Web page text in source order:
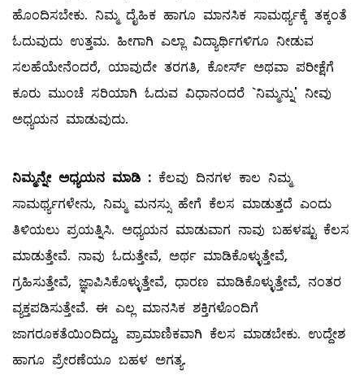
ಹೊಂದಿಸಬೇಕು. ನಿಮ್ಮ ದೈಹಿಕ ಹಾಗೂ ಮಾನಸಿಕ ಸಾಮರ್ಥ್ಯಕ್ಕೆ ತಕ್ಕಂತೆ
ಓದುವುದು ಉತ್ತಮ. ಹೀಗಾಗಿ ಎಲ್ಲಾ ವಿದ್ಯಾರ್ಥಿಗಳಿಗೂ ನೀಡುವ
ಸಲಹೆಯೇನೆಂದರೆ, ಯಾವುದೇ ತರಗತಿ, ಕೋರ್ಸ್‌ ಅಥವಾ ಪರೀಕ್ಷೆಗೆ
ಕೂರು ಮುಂಚೆ ಸರಿಯಾಗಿ ಓದುವ ವಿಧಾನಂದರೆ `ನಿಮ್ಮನ್ನು' ನೀವು
ಅಧ್ಯಯನ ಮಾಡುವುದು.
ನಿಮ್ಮನ್ನೇ ಅಧ್ಯಯನ ಮಾಡಿ : ಕೆಲವು ದಿನಗಳ ಕಾಲ ನಿಮ್ಮ
ಸಾಮರ್ಥ್ಯಗಳೇನು, ನಿಮ್ಮ ಮನಸ್ಸು ಹೇಗೆ ಕೆಲಸ ಮಾಡುತ್ತದೆ ಎಂದು
ತಿಳಿಯಲು ಪ್ರಯತ್ನಿಸಿ. ಅಧ್ಯಯನ ಮಾಡುವಾಗ ನಾವು ಬಹಳಷ್ಟು ಕೆಲಸ
ಮಾಡುತ್ತೇವೆ. ನಾವು ಓದುತ್ತೇವೆ, ಅರ್ಥ ಮಾಡಿಕೊಳ್ಳುತ್ತೇವೆ,
ಗ್ರಹಿಸುತ್ತೇವೆ, ಜ್ಞಾಪಿಸಿಕೊಳ್ಳುತ್ತೇವೆ, ಧಾರಣ ಮಾಡಿಕೊಳ್ಳುತ್ತೇವೆ, ನಂತರ
ವ್ಯಕ್ತಪಡಿಸುತ್ತೇವೆ. ಈ ಎಲ್ಲ ಮಾನಸಿಕ ಶಕ್ತಿಗಳೊಂದಿಗೆ
ಜಾಗರೂಕತೆಯಿಂದಿದ್ದು, ಪ್ರಾಮಾಣಿಕವಾಗಿ ಕೆಲಸ ಮಾಡಬೇಕು. ಉದ್ದೇಶ
ಹಾಗೂ ಪ್ರೇರಣೆಯೂ ಬಹಳ ಅಗತ್ಯ.